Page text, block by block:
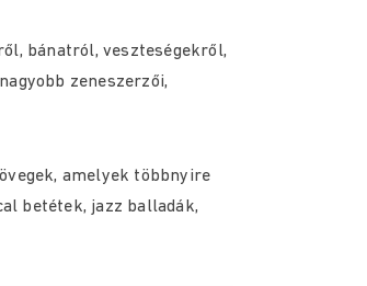
bánatról, veszteségekről,
zeneszerzői,
amelyek többnyire
betétek, jazz balladák,